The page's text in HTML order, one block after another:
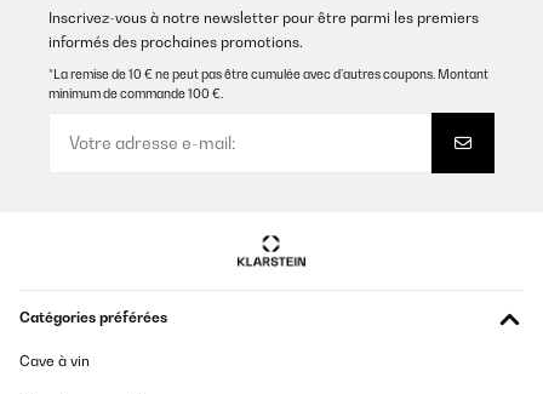
Inscrivez-vous à notre newsletter pour être parmi les premiers
informés des prochaines promotions.
*La remise de 10 € ne peut pas être cumulée avec d’autres coupons. Montant
minimum de commande 100 €.
Catégories préférées
Cave à vin